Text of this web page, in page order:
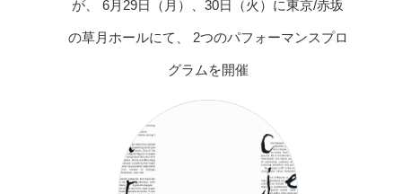
が、 6月29日（月）、30日（火）に東京/赤坂
の草月ホールにて、 2つのパフォーマンスプロ
グラムを開催